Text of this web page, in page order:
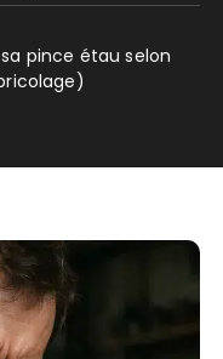
pince étau selon